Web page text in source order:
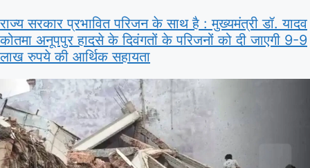
राज्य सरकार प्रभावित परिजन के साथ है : मुख्यमंत्री डॉ. यादव
कोतमा अनूपपुर हादसे के दिवंगतों के परिजनों को दी जाएगी 9-9
लाख रुपये की आर्थिक सहायता